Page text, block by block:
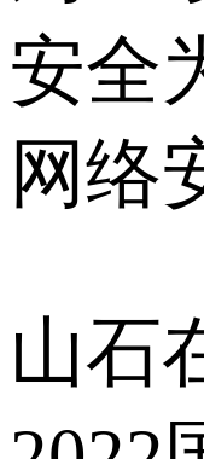
安全
网络
山石